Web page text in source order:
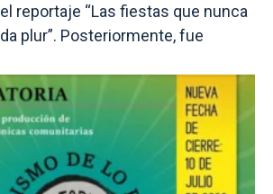
reportaje “Las fiestas que nunca
plur”. Posteriormente, fue